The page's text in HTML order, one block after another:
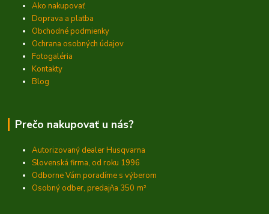
Ako nakupovať
Doprava a platba
Obchodné podmienky
Ochrana osobných údajov
Fotogaléria
Kontakty
Blog
Prečo nakupovať u nás?
Autorizovaný dealer Husqvarna
Slovenská firma, od roku 1996
Odborne Vám poradíme s výberom
Osobný odber, predajňa 350 m²